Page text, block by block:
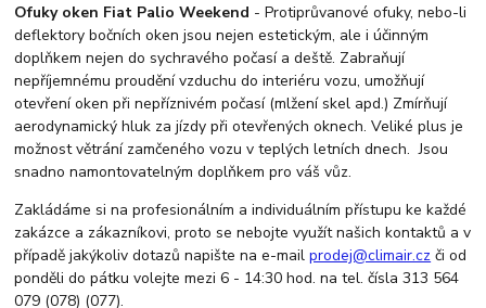
Ofuky oken Fiat Palio Weekend - Protiprůvanové ofuky, nebo-li
deflektory bočních oken jsou nejen estetickým, ale i účinným
doplňkem nejen do sychravého počasí a deště. Zabraňují
nepříjemnému proudění vzduchu do interiéru vozu, umožňují
otevření oken při nepříznivém počasí (mlžení skel apd.) Zmírňují
aerodynamický hluk za jízdy při otevřených oknech. Veliké plus je
možnost větrání zamčeného vozu v teplých letních dnech. Jsou
snadno namontovatelným doplňkem pro váš vůz.
Zakládáme si na profesionálním a individuálním přístupu ke každé
zakázce a zákazníkovi, proto se nebojte využít našich kontaktů a v
případě jakýkoliv dotazů napište na e-mailprodej@climair.cz či od
ponděli do pátku volejte mezi 6 - 14:30 hod. na tel. čísla 313 564
079 (078) (077).